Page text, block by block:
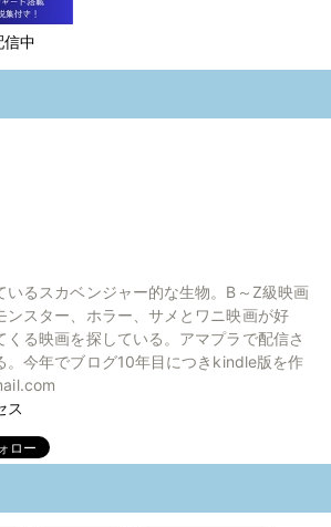
中
いるスカベンジャー的な生物。B～Z級映画
ンスター、ホラー、サメとワニ映画が好
くる映画を探している。アマプラで配信さ
。今年でブログ10年目につきkindle版を作
ス